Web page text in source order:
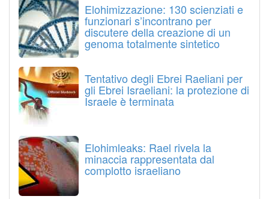
Elohimizzazione: 130 scienziati e
funzionari s’incontrano per
discutere della creazione di un
genoma totalmente sintetico
Tentativo degli Ebrei Raeliani per
gli Ebrei Israeliani: la protezione di
Israele è terminata
Elohimleaks: Rael rivela la
minaccia rappresentata dal
complotto israeliano